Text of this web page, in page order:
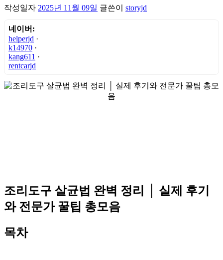
작성일자 2025년 11월 09일 글쓴이 storyjd
네이버:
helperjd ·
k14970 ·
kang611 ·
rentcarjd
조리도구 살균법 완벽 정리 │ 실제 후기
와 전문가 꿀팁 총모음
목차